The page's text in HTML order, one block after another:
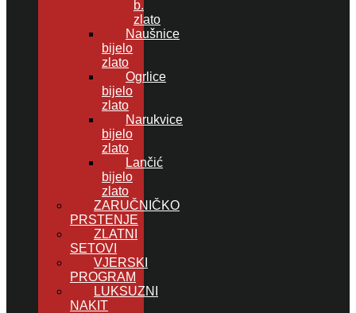
b.
zlato
Naušnice
bijelo
zlato
Ogrlice
bijelo
zlato
Narukvice
bijelo
zlato
Lančić
bijelo
zlato
ZARUČNIČKO
PRSTENJE
ZLATNI
SETOVI
VJERSKI
PROGRAM
LUKSUZNI
NAKIT